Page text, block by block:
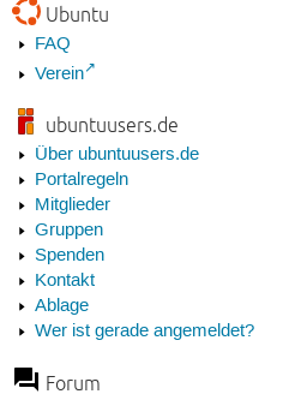
Ubuntu
FAQ
Verein
ubuntuusers.de
Über ubuntuusers.de
Portalregeln
Mitglieder
Gruppen
Spenden
Kontakt
Ablage
Wer ist gerade angemeldet?
Forum